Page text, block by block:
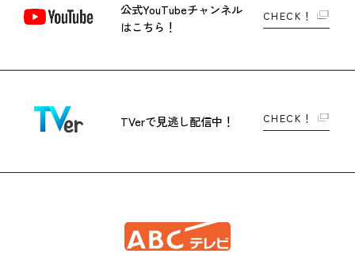
公式YouTubeチャンネル
はこちら！
CHECK！
TVerで見逃し配信中！ CHECK！